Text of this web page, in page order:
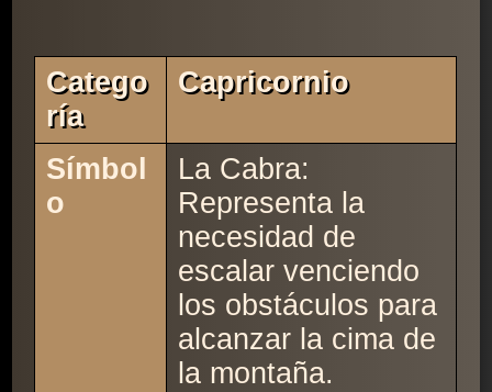
Catego
Ría
Capricornio
Símbol
o
La Cabra:
Representa la
necesidad de
escalar venciendo
los obstáculos para
alcanzar la cima de
la montaña.